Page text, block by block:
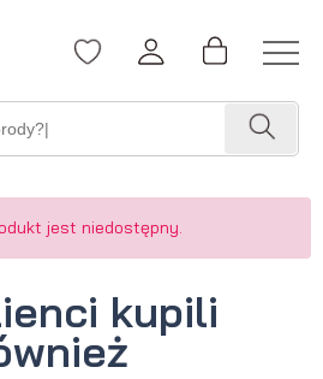
jest niedostępny.
kupili